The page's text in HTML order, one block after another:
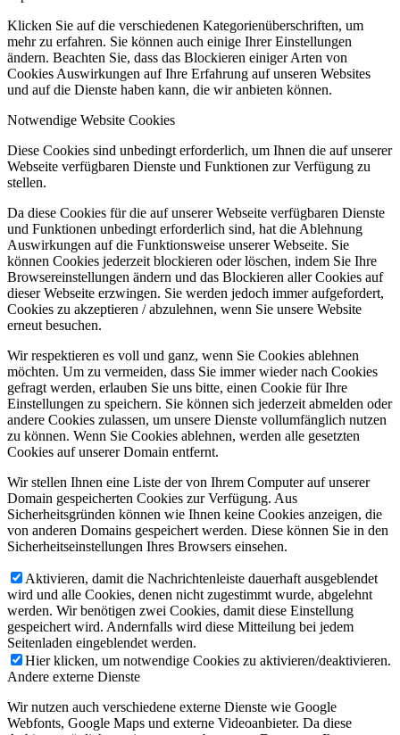
Klicken Sie auf die verschiedenen Kategorienüberschriften, um
mehr zu erfahren. Sie können auch einige Ihrer Einstellungen
ändern. Beachten Sie, dass das Blockieren einiger Arten von
Cookies Auswirkungen auf Ihre Erfahrung auf unseren Websites
und auf die Dienste haben kann, die wir anbieten können.
Notwendige Website Cookies
Diese Cookies sind unbedingt erforderlich, um Ihnen die auf unserer
Webseite verfügbaren Dienste und Funktionen zur Verfügung zu
stellen.
Da diese Cookies für die auf unserer Webseite verfügbaren Dienste
und Funktionen unbedingt erforderlich sind, hat die Ablehnung
Auswirkungen auf die Funktionsweise unserer Webseite. Sie
können Cookies jederzeit blockieren oder löschen, indem Sie Ihre
Browsereinstellungen ändern und das Blockieren aller Cookies auf
dieser Webseite erzwingen. Sie werden jedoch immer aufgefordert,
Cookies zu akzeptieren / abzulehnen, wenn Sie unsere Website
erneut besuchen.
Wir respektieren es voll und ganz, wenn Sie Cookies ablehnen
möchten. Um zu vermeiden, dass Sie immer wieder nach Cookies
gefragt werden, erlauben Sie uns bitte, einen Cookie für Ihre
Einstellungen zu speichern. Sie können sich jederzeit abmelden oder
andere Cookies zulassen, um unsere Dienste vollumfänglich nutzen
zu können. Wenn Sie Cookies ablehnen, werden alle gesetzten
Cookies auf unserer Domain entfernt.
Wir stellen Ihnen eine Liste der von Ihrem Computer auf unserer
Domain gespeicherten Cookies zur Verfügung. Aus
Sicherheitsgründen können wie Ihnen keine Cookies anzeigen, die
von anderen Domains gespeichert werden. Diese können Sie in den
Sicherheitseinstellungen Ihres Browsers einsehen.
Aktivieren, damit die Nachrichtenleiste dauerhaft ausgeblendet
wird und alle Cookies, denen nicht zugestimmt wurde, abgelehnt
werden. Wir benötigen zwei Cookies, damit diese Einstellung
gespeichert wird. Andernfalls wird diese Mitteilung bei jedem
Seitenladen eingeblendet werden.
Hier klicken, um notwendige Cookies zu aktivieren/deaktivieren.
Andere externe Dienste
Wir nutzen auch verschiedene externe Dienste wie Google
Webfonts, Google Maps und externe Videoanbieter. Da diese